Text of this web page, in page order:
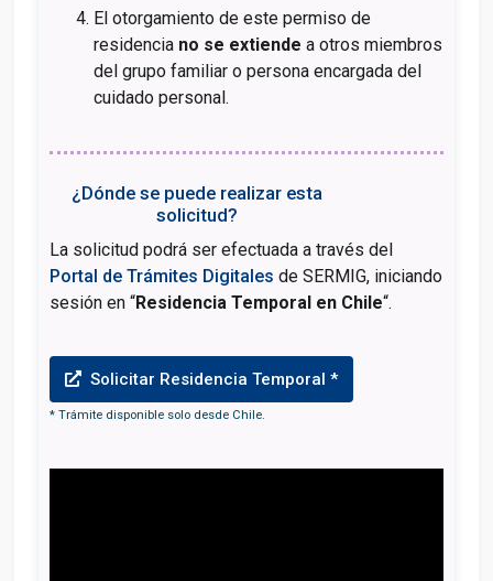
El otorgamiento de este permiso de
residencia no se extiendea otros miembros
del grupo familiar o persona encargada del
cuidado personal.
¿Dónde se puede realizar esta
solicitud?
La solicitud podrá ser efectuada a través del
Portal de Trámites Digitales de SERMIG, iniciando
sesión en “Residencia Temporal en Chile“.
Solicitar Residencia Temporal *
* Trámite disponible solo desde Chile.